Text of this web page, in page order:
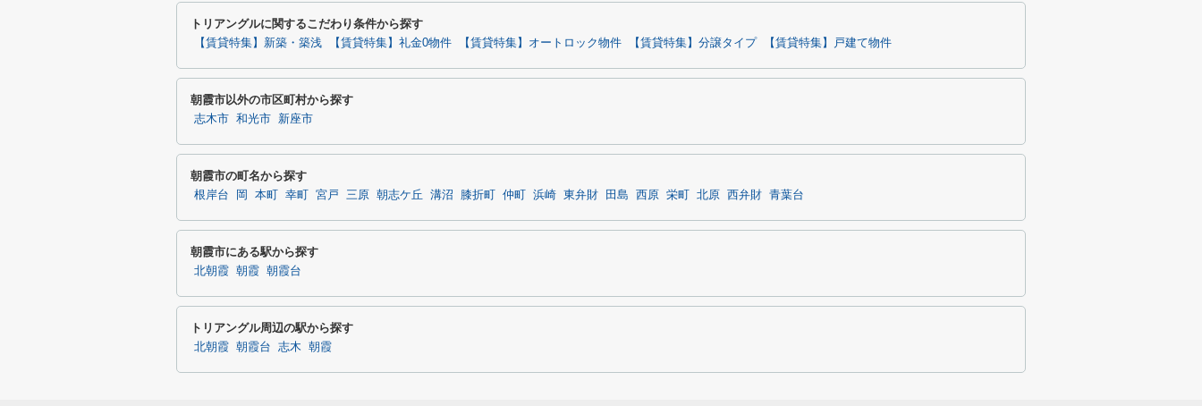
トリアングルに関するこだわり条件から探す
【賃貸特集】新築・築浅 【賃貸特集】礼金0物件 【賃貸特集】オートロック物件 【賃貸特集】分譲タイプ 【賃貸特集】戸建て物件
朝霞市以外の市区町村から探す
志木市 和光市 新座市
朝霞市の町名から探す
根岸台 岡 本町 幸町 宮戸 三原 朝志ケ丘 溝沼 膝折町 仲町 浜崎 東弁財 田島 西原 栄町 北原 西弁財 青葉台
朝霞市にある駅から探す
北朝霞 朝霞 朝霞台
トリアングル周辺の駅から探す
北朝霞 朝霞台 志木 朝霞